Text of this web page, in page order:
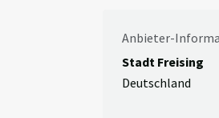
Anbieter-
Stadt Freising
Deutschland